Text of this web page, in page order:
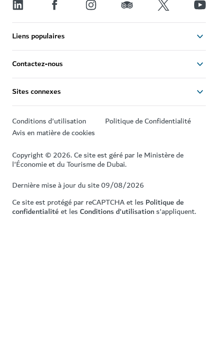
Liens populaires
Contactez-nous
Sites connexes
Conditions d'utilisation
Politique de Confidentialité
Avis en matière de cookies
Copyright © 2026. Ce site est géré par le Ministère de
l'Économie et du Tourisme de Dubai.
Dernière mise à jour du site 09/08/2026
Ce site est protégé par reCAPTCHA et lesPolitique de
confidentialitéet lesConditions d'utilisations'appliquent.